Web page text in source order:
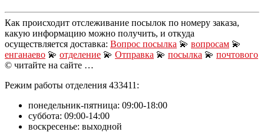
Как происходит отслеживание посылок по номеру заказа,
какую информацию можно получить, и откуда
осуществляется доставка: Вопрос посылка 💫 вопросам 💫
енганаево 💫 отделение 💫 Отправка 💫 посылка 💫 почтового
© читайте на сайте …
Режим работы отделения 433411:
понедельник-пятница: 09:00-18:00
суббота: 09:00-14:00
воскресенье: выходной